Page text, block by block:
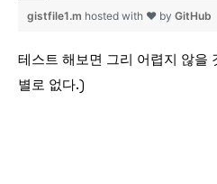
gistfile1.m hosted with ❤ by GitHub
테스트 해보면 그리 어렵지 않을
별로 없다.)